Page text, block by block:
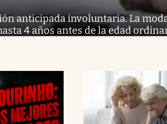
anticipada involuntaria. La
4 años antes de la edad